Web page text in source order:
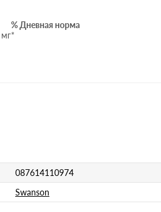
% Дневная норма
*
087614110974
Swanson